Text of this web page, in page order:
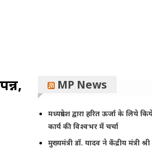
MP News
मध्यप्रदेश द्वारा हरित ऊर्जा के लिये
कार्य की विश्वभर में चर्चा
मुख्यमंत्री डॉ. यादव ने केंद्रीय मंत्री